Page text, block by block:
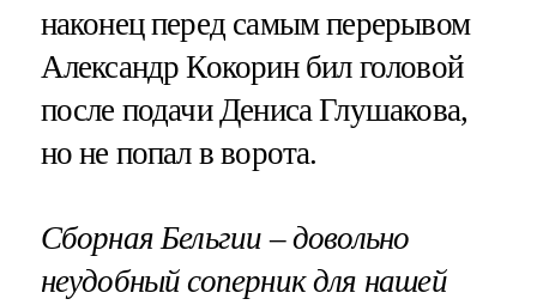
наконец перед самым перерывом
Александр Кокорин бил головой
после подачи Дениса Глушакова,
но не попал в ворота.
Сборная Бельгии – довольно
неудобный соперник для нашей